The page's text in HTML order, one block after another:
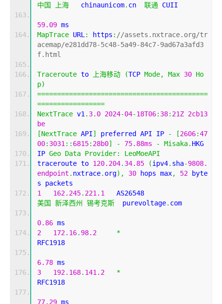
中国
上海
   chinaunicom
. cn 联通 CUII
59.09 ms
MapTrace URL : https : //assets.nxtrace.org/tr
acemap/e281dd78-5c48-5a49-84c7-9ad67a3afd3
f.html
Traceroute to 上海移动 (TCP Mode, Max 30 Ho
p)
===========================================
=================
NextTrace v1 . 3.0 2024-04-18T06: 38: 21Z 2cb13
be
[NextTrace API] preferred API IP - [2606:47
00: 3031 :: 6815: 28b0] - 75.88ms - Misaka. HKG
IP Geo Data Provider:
LeoMoeAPI
traceroute to 120.204. 34.85 (ipv4. sha-9808.
endpoint . nxtrace. org), 30 hops max, 52 byte
s packets
1
162.245. 221.1
美国
新泽西州 锡考克斯
  purevoltage
. com
0.86 ms
2
172.16. 98.2
*
RFC1918
6.78 ms
3
192.168. 141.2
*
RFC1918
77.29 ms